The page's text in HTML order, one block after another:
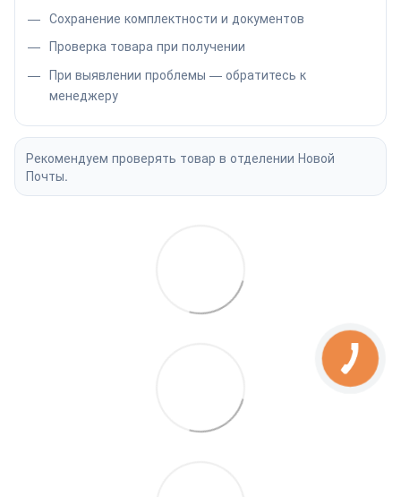
Сохранение комплектности и документов
Проверка товара при получении
При выявлении проблемы — обратитесь к
менеджеру
Рекомендуем проверять товар в отделении Новой
Почты.